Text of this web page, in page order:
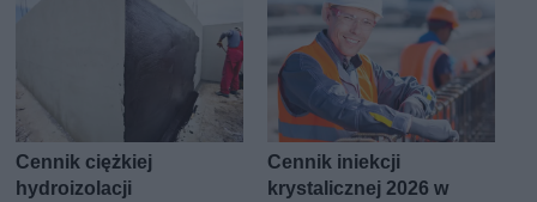
Cennik ciężkiej
hydroizolacji
Cennik iniekcji
krystalicznej 2026 w